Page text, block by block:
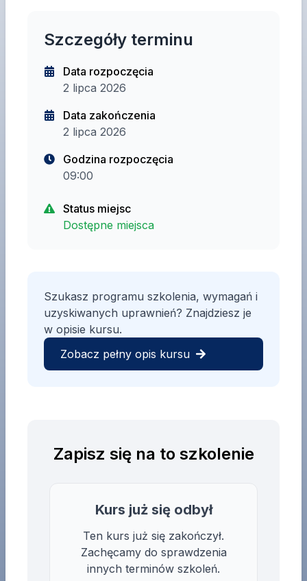
Szczegóły terminu
Data rozpoczęcia
2 lipca 2026
Data zakończenia
2 lipca 2026
Godzina rozpoczęcia
09:00
Status miejsc
Dostępne miejsca
Szukasz programu szkolenia, wymagań i
uzyskiwanych uprawnień? Znajdziesz je
w opisie kursu.
Zobacz pełny opis kursu
Zapisz się na to szkolenie
Kurs już się odbył
Ten kurs już się zakończył.
Zachęcamy do sprawdzenia
innych terminów szkoleń.